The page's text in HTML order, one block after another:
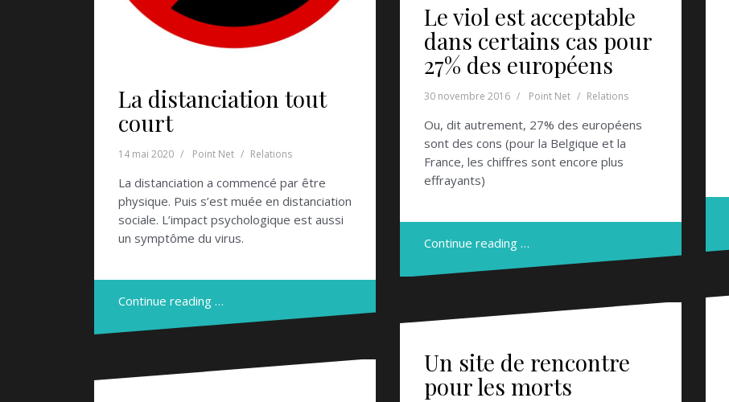
La distanciation tout
court
14 mai 2020 Point Net Relations
La distanciation a commencé par être
physique. Puis s’est muée en distanciation
sociale. L’impact psychologique est aussi
un symptôme du virus.
Continue reading …
Le viol est acceptable
dans certains cas pour
27% des européens
30 novembre 2016 Point Net Relations
Ou, dit autrement, 27% des européens
sont des cons (pour la Belgique et la
France, les chiffres sont encore plus
effrayants)
Continue reading …
Un site de rencontre
pour les morts